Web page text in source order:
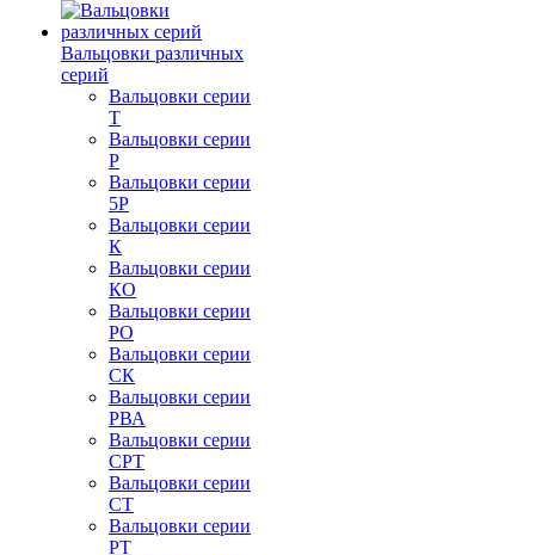
Вальцовки различных
серий
Вальцовки серии
Т
Вальцовки серии
Р
Вальцовки серии
5Р
Вальцовки серии
К
Вальцовки серии
КО
Вальцовки серии
РО
Вальцовки серии
СК
Вальцовки серии
РВА
Вальцовки серии
СРТ
Вальцовки серии
СТ
Вальцовки серии
РТ